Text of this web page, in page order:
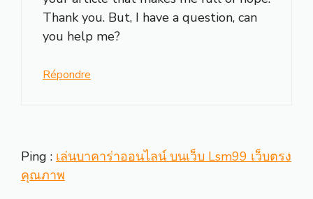
Thank you. But, I have a question, can
you help me?
Répondre
Ping : เล่นบาคาร่าออนไลน์ บนเว็บ Lsm99 เว็บตรง
คุณภาพ